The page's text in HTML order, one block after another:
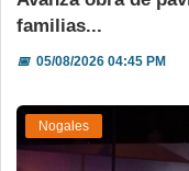
familias...
📅05/08/2026 04:45 PM
Nogales